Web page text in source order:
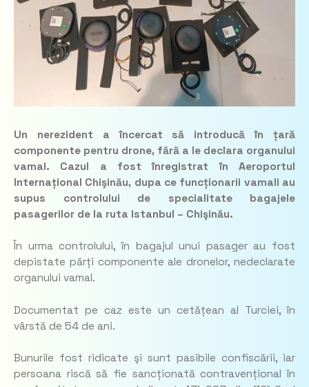
Un nerezident a încercat să introducă în țară
componente pentru drone, fără a le declara organului
vamal. Cazul a fost înregistrat în Aeroportul
Internațional Chişinău, dupa ce funcționarii vamali au
supus controlului de specialitate bagajele
pasagerilor de la ruta Istanbul – Chişinău.
În urma controlului, în bagajul unui pasager au fost
depistate părți componente ale dronelor, nedeclarate
organului vamal.
Documentat pe caz este un cetățean al Turciei, în
vârstă de 54 de ani.
Bunurile fost ridicate şi sunt pasibile confiscării, iar
persoana riscă să fie sancționată contravențional în